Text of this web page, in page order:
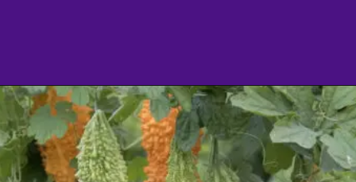
Opening https://culturaambientalnasescolas.com.br/a-fruta-matadora-do-diabetes-o-que-voce-precisa-saber-sobre-o-melao-de-sao-caetano-para-diabetes/